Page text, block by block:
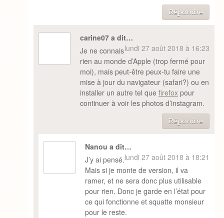
Répondre
carine07 a dit…
lundi 27 août 2018 à 16:23
Je ne connais
rien au monde d’Apple (trop fermé pour
moi), mais peut-être peux-tu faire une
mise à jour du navigateur (safari?) ou en
installer un autre tel que firefoxpour
continuer à voir les photos d’instagram.
Répondre
Nanou a dit…
lundi 27 août 2018 à 18:21
J’y ai pensé.
Mais si je monte de version, il va
ramer, et ne sera donc plus utilisable
pour rien. Donc je garde en l’état pour
ce qui fonctionne et squatte monsieur
pour le reste.